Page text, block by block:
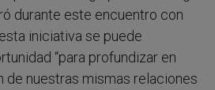
durante este encuentro con
iniciativa se puede
“para profundizar en
de nuestras mismas relaciones